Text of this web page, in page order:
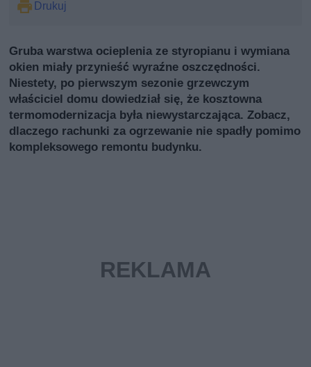
Drukuj
Gruba warstwa ocieplenia ze styropianu i wymiana
okien miały przynieść wyraźne oszczędności.
Niestety, po pierwszym sezonie grzewczym
właściciel domu dowiedział się, że kosztowna
termomodernizacja była niewystarczająca. Zobacz,
dlaczego rachunki za ogrzewanie nie spadły pomimo
kompleksowego remontu budynku.